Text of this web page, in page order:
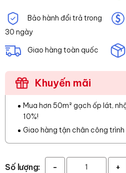
Bảo hành đổi trả trong
30 ngày
Giao hàng toàn quốc
Khuyến mãi
Mua hơn 50m² gạch ốp lát,
10%!
Giao hàng tận chân công trình
Số lượng: - +